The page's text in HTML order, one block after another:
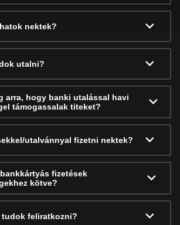
nektek?
utalni?
arra, hogy banki utalással havi
támogassalak titeket?
utalvánnyal fizetni nektek?
fizetések
kötve?
tudok feliratkozni?